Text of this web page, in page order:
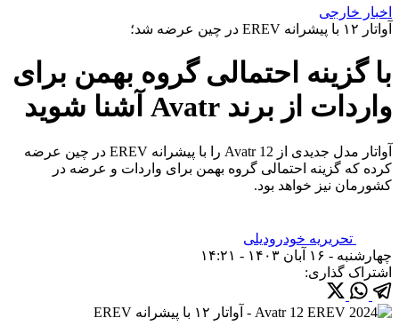
اخبار خارجی
آواتار ۱۲ با پیشرانه EREV در چین عرضه شد؛
با گزینه احتمالی گروه بهمن برای
واردات از برند Avatr آشنا شوید
آواتار مدل جدیدی از Avatr 12 را با پیشرانه EREV در چین عرضه
کرده که گزینه احتمالی گروه بهمن برای واردات و عرضه در
کشورمان نیز خواهد بود.
تحریریه خودرودیلی
چهارشنبه - ۱۶ آبان ۱۴۰۳ - ۱۴:۲۱
اشتراک گذاری: